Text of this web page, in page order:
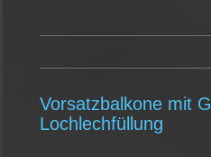
Vorsatzbalkone mit
Lochlechfüllung